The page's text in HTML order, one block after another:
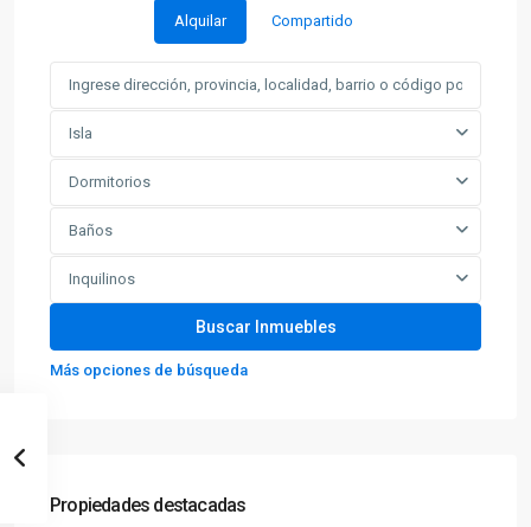
Alquilar Compartido
Isla
Dormitorios
Baños
Inquilinos
Más opciones de búsqueda
Propiedades destacadas